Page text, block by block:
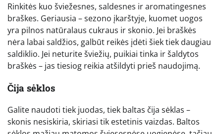
Rinkitės kuo šviežesnes, saldesnes ir aromatingesnes
braškes. Geriausia – sezono įkarštyje, kuomet uogos
yra pilnos natūralaus cukraus ir skonio. Jei braškės
nėra labai saldžios, galbūt reikės įdėti šiek tiek daugiau
saldiklio. Jei neturite šviežių, puikiai tinka ir šaldytos
braškės – jas tiesiog reikia atšildyti prieš naudojimą.
Čija sėklos
Galite naudoti tiek juodas, tiek baltas čija sėklas –
skonis nesiskiria, skiriasi tik estetinis vaizdas. Baltos